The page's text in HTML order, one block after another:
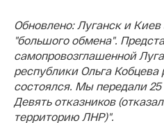
Обновлено: Луганск и
"большого обмена".
самопровозглашенной
республики Ольга Кобцева
состоялся. Мы передали 25
Девять отказников
территорию ЛНР)".